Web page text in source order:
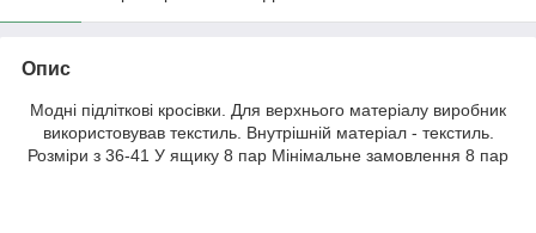
Опис
Модні підліткові кросівки. Для верхнього матеріалу виробник
використовував текстиль. Внутрішній матеріал - текстиль.
Розміри з 36-41 У ящику 8 пар Мінімальне замовлення 8 пар